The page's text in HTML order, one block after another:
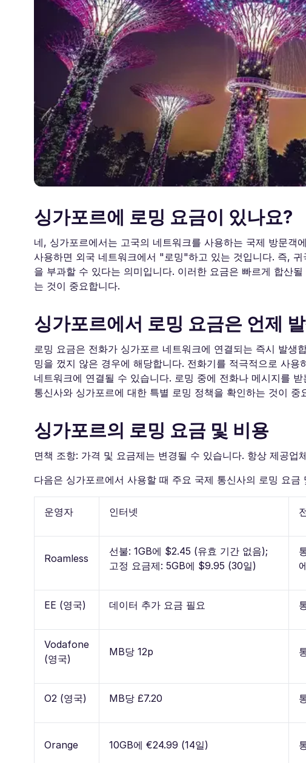
싱가포르에 로밍 요금이 있나요?
네, 싱가포르에서는 고국의 네트워크를 사용하는 국제 방문
사용하면 외국 네트워크에서 "로밍"하고 있는 것입니다. 즉,
을 부과할 수 있다는 의미입니다. 이러한 요금은 빠르게 합산
는 것이 중요합니다.
싱가포르에서 로밍 요금은 언제
로밍 요금은 전화가 싱가포르 네트워크에 연결되는 즉시 발
밍을 껐지 않은 경우에 해당합니다. 전화기를 적극적으로 사
네트워크에 연결될 수 있습니다. 로밍 중에 전화나 메시지를
통신사와 싱가포르에 대한 특별 로밍 정책을 확인하는 것이 중
싱가포르의 로밍 요금 및 비용
면책 조항: 가격 및 요금제는 변경될 수 있습니다. 항상 제공업
다음은 싱가포르에서 사용할 때 주요 국제 통신사의 로밍 요금
운영자 인터넷
Roamless
선불: 1GB에 $2.45 (유효 기간 없음);
고정 요금제: 5GB에 $9.95 (30일)
EE (영국) 데이터 추가 요금 필요
Vodafone
(영국)
MB당 12p
O2 (영국) MB당 £7.20
Orange 10GB에 €24.99 (14일)